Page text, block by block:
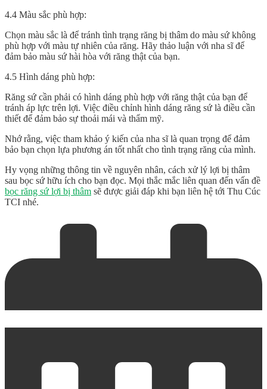
4.4 Màu sắc phù hợp:
Chọn màu sắc là để tránh tình trạng răng bị thâm do màu sứ không
phù hợp với màu tự nhiên của răng. Hãy thảo luận với nha sĩ để
đảm bảo màu sứ hài hòa với răng thật của bạn.
4.5 Hình dáng phù hợp:
Răng sứ cần phải có hình dáng phù hợp với răng thật của bạn để
tránh áp lực trên lợi. Việc điều chỉnh hình dáng răng sứ là điều cần
thiết để đảm bảo sự thoải mái và thẩm mỹ.
Nhớ rằng, việc tham khảo ý kiến của nha sĩ là quan trọng để đảm
bảo bạn chọn lựa phương án tốt nhất cho tình trạng răng của mình.
Hy vọng những thông tin về nguyên nhân, cách xử lý lợi bị thâm
sau bọc sứ hữu ích cho bạn đọc. Mọi thắc mắc liên quan đến vấn đề
bọc răng sứ lợi bị thâm sẽ được giải đáp khi bạn liên hệ tới Thu Cúc
TCI nhé.